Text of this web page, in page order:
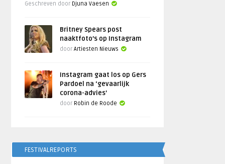
Geschreven door Djuna Vaesen
Britney Spears post
naaktfoto’s op Instagram
doorArtiesten Nieuws
Instagram gaat los op Gers
Pardoel na ‘gevaarlijk
corona-advies’
door Robin de Roode
FESTIVALREPORTS